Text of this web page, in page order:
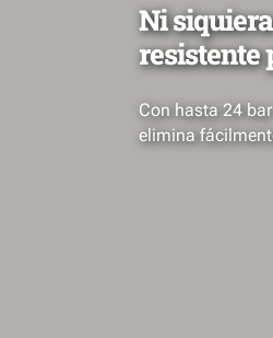
Ni
resistente
Con hasta 24
elimina